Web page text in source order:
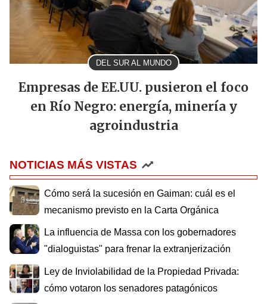
DEL SUR AL MUNDO
Empresas de EE.UU. pusieron el foco
en Río Negro: energía, minería y
agroindustria
NOTICIAS MÁS VISTAS
Cómo será la sucesión en Gaiman: cuál es el
mecanismo previsto en la Carta Orgánica
La influencia de Massa con los gobernadores
"dialoguistas" para frenar la extranjerización
Ley de Inviolabilidad de la Propiedad Privada:
cómo votaron los senadores patagónicos